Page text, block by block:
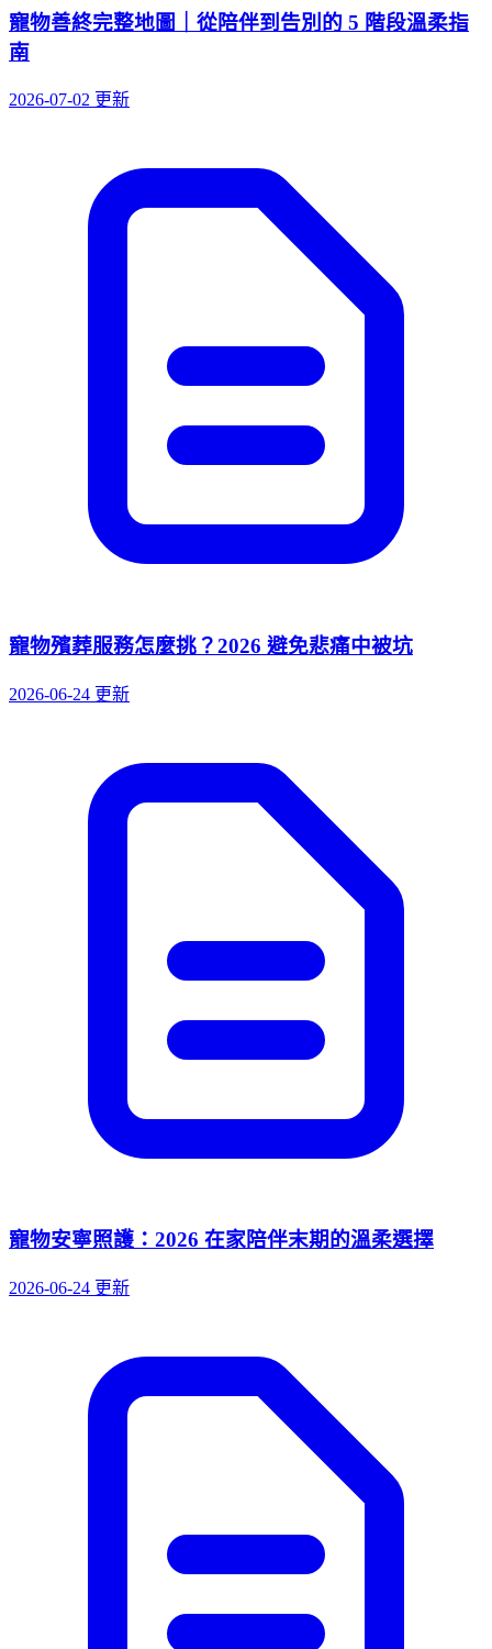
寵物善終完整地圖｜從陪伴到告別的 5 階段溫柔指
南
2026-07-02 更新
寵物殯葬服務怎麼挑？2026 避免悲痛中被坑
2026-06-24 更新
寵物安寧照護：2026 在家陪伴末期的溫柔選擇
2026-06-24 更新